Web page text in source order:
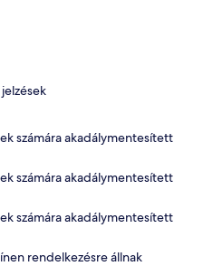
számára akadálymentesített
számára akadálymentesített
számára akadálymentesített
rendelkezésre állnak